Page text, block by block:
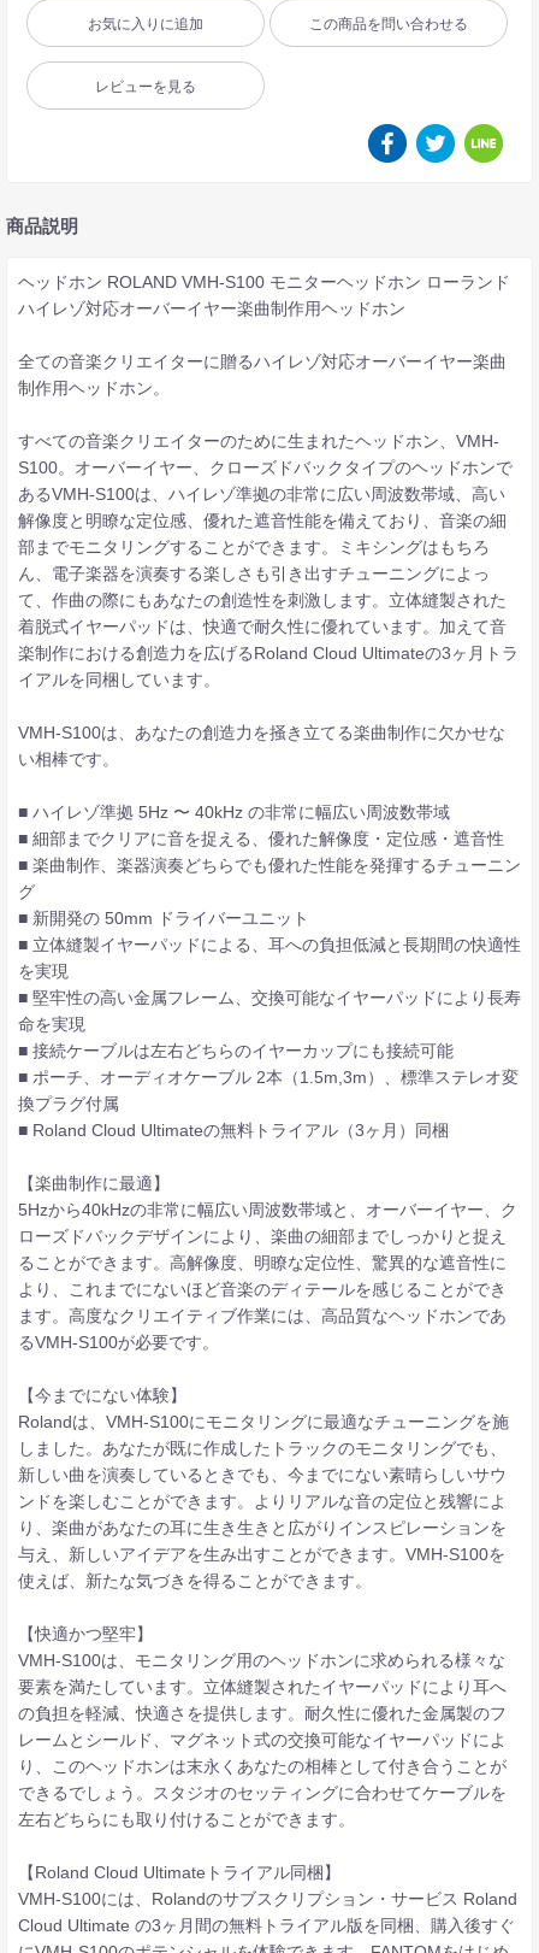
お気に入りに追加 この商品を問い合わせる
レビューを見る
商品説明
ヘッドホン ROLAND VMH-S100 モニターヘッドホン ローランド
ハイレゾ対応オーバーイヤー楽曲制作用ヘッドホン
全ての音楽クリエイターに贈るハイレゾ対応オーバーイヤー楽曲
制作用ヘッドホン。
すべての音楽クリエイターのために生まれたヘッドホン、VMH-
S100。オーバーイヤー、クローズドバックタイプのヘッドホンで
あるVMH-S100は、ハイレゾ準拠の非常に広い周波数帯域、高い
解像度と明瞭な定位感、優れた遮音性能を備えており、音楽の細
部までモニタリングすることができます。ミキシングはもちろ
ん、電子楽器を演奏する楽しさも引き出すチューニングによっ
て、作曲の際にもあなたの創造性を刺激します。立体縫製された
着脱式イヤーパッドは、快適で耐久性に優れています。加えて音
楽制作における創造力を広げるRoland Cloud Ultimateの3ヶ月トラ
イアルを同梱しています。
VMH-S100は、あなたの創造力を掻き立てる楽曲制作に欠かせな
い相棒です。
■ ハイレゾ準拠 5Hz 〜 40kHz の非常に幅広い周波数帯域
■ 細部までクリアに音を捉える、優れた解像度・定位感・遮音性
■ 楽曲制作、楽器演奏どちらでも優れた性能を発揮するチューニン
グ
■ 新開発の 50mm ドライバーユニット
■ 立体縫製イヤーパッドによる、耳への負担低減と長期間の快適性
を実現
■ 堅牢性の高い金属フレーム、交換可能なイヤーパッドにより長寿
命を実現
■ 接続ケーブルは左右どちらのイヤーカップにも接続可能
■ ポーチ、オーディオケーブル 2本（1.5m,3m）、標準ステレオ変
換プラグ付属
■ Roland Cloud Ultimateの無料トライアル（3ヶ月）同梱
【楽曲制作に最適】
5Hzから40kHzの非常に幅広い周波数帯域と、オーバーイヤー、ク
ローズドバックデザインにより、楽曲の細部までしっかりと捉え
ることができます。高解像度、明瞭な定位性、驚異的な遮音性に
より、これまでにないほど音楽のディテールを感じることができ
ます。高度なクリエイティブ作業には、高品質なヘッドホンであ
るVMH-S100が必要です。
【今までにない体験】
Rolandは、VMH-S100にモニタリングに最適なチューニングを施
しました。あなたが既に作成したトラックのモニタリングでも、
新しい曲を演奏しているときでも、今までにない素晴らしいサウ
ンドを楽しむことができます。よりリアルな音の定位と残響によ
り、楽曲があなたの耳に生き生きと広がりインスピレーションを
与え、新しいアイデアを生み出すことができます。VMH-S100を
使えば、新たな気づきを得ることができます。
【快適かつ堅牢】
VMH-S100は、モニタリング用のヘッドホンに求められる様々な
要素を満たしています。立体縫製されたイヤーパッドにより耳へ
の負担を軽減、快適さを提供します。耐久性に優れた金属製のフ
レームとシールド、マグネット式の交換可能なイヤーパッドによ
り、このヘッドホンは末永くあなたの相棒として付き合うことが
できるでしょう。スタジオのセッティングに合わせてケーブルを
左右どちらにも取り付けることができます。
【Roland Cloud Ultimateトライアル同梱】
VMH-S100には、Rolandのサブスクリプション・サービス Roland
Cloud Ultimate の3ヶ月間の無料トライアル版を同梱、購入後すぐ